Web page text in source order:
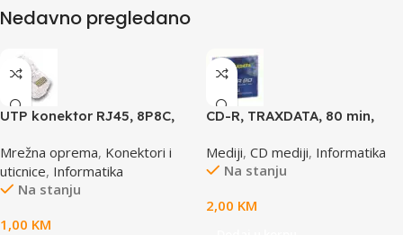
Nedavno pregledano
UTP konektor RJ45, 8P8C,
Mrežna oprema, Konektori i
uticnice, Informatika
Na stanju
1,00 KM
CD-R, TRAXDATA, 80 min,
Mediji, CD mediji, Informatika
Na stanju
2,00 KM